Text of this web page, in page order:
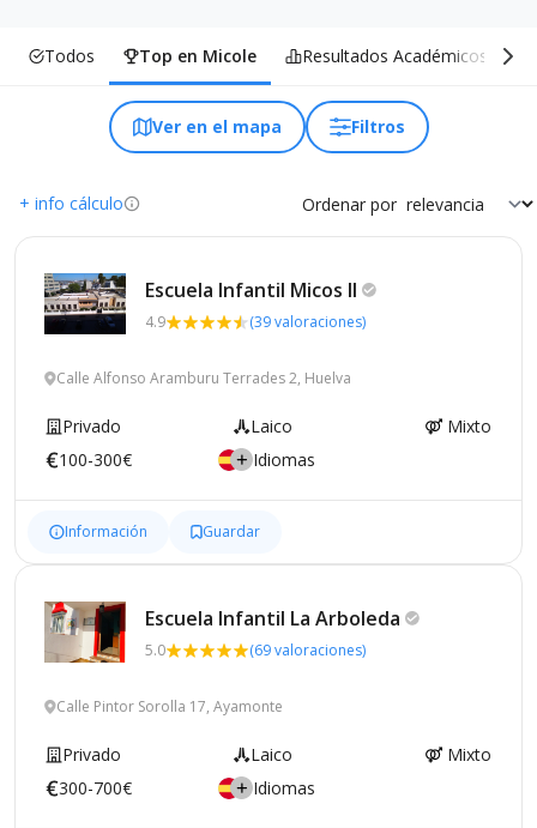
Todos Top en Micole Resultados Académicos
Ver en el mapa Filtros
+ info cálculo Ordenar por
Escuela Infantil Micos II
4.9 (39 valoraciones)
Calle Alfonso Aramburu Terrades 2, Huelva
Privado Laico
Mixto
100-300€
Idiomas
Información Guardar
Escuela Infantil La Arboleda
5.0 (69 valoraciones)
Calle Pintor Sorolla 17, Ayamonte
Privado Laico
Mixto
300-700€
Idiomas